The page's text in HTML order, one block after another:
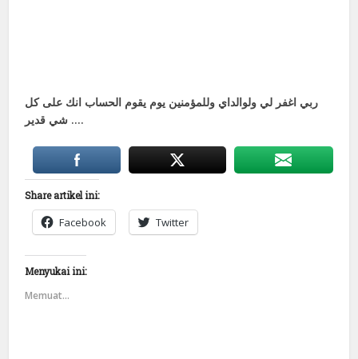
ﺭﺑﻲ ﺍﻏﻔﺮ ﻟﻲ ﻭﻟﻮﺍﻟﺪﺍﻱ ﻭﻟﻠﻤﺆﻣﻨﻴﻦ ﻳﻮﻡ ﻳﻘﻮﻡ ﺍﻟﺤﺴﺎﺏ ﺍﻧﻚ ﻋﻠﻰ ﻛﻞ
ﺷﻲ ﻗﺪﻳﺮ ….
Share artikel ini:
Facebook Twitter
Menyukai ini:
Memuat...